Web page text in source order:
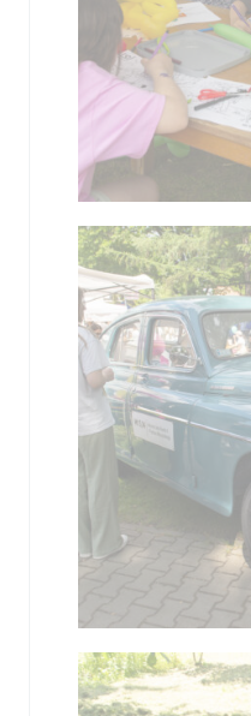
Aktualności